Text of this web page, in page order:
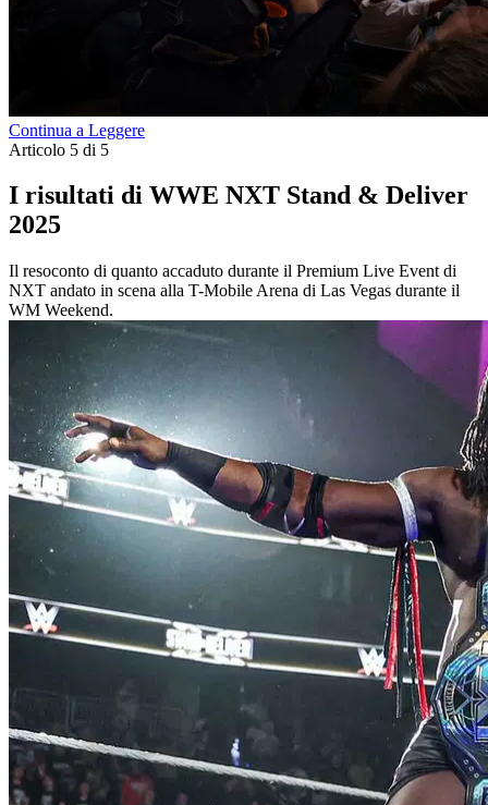
Continua a Leggere
Articolo 5 di 5
I risultati di WWE NXT Stand & Deliver
2025
Il resoconto di quanto accaduto durante il Premium Live Event di
NXT andato in scena alla T-Mobile Arena di Las Vegas durante il
WM Weekend.